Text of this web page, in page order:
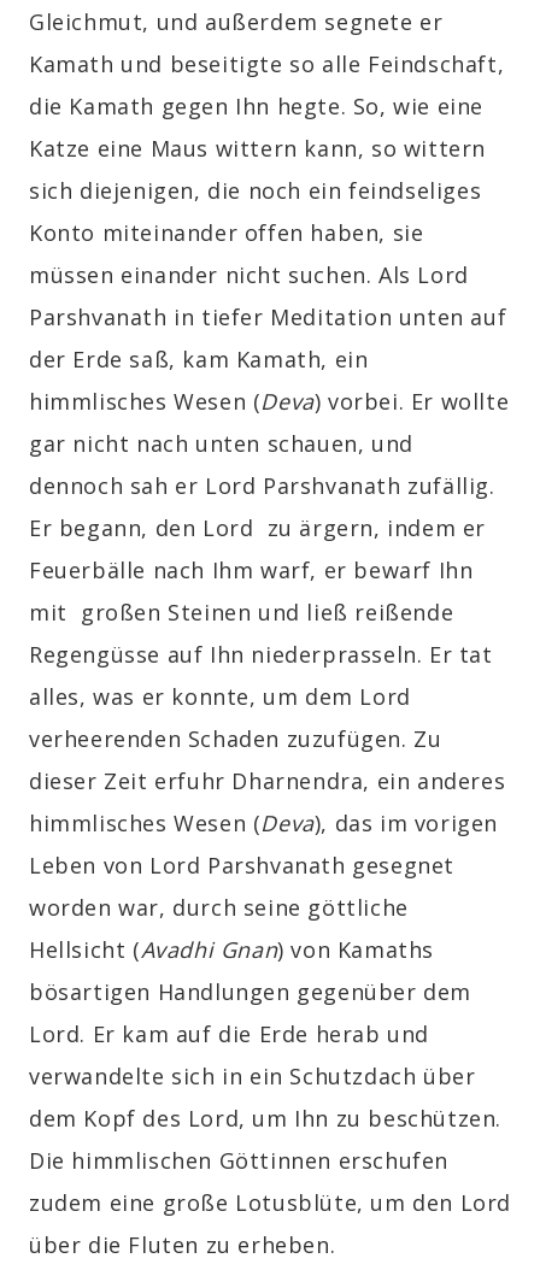
Gleichmut, und außerdem segnete er
Kamath und beseitigte so alle Feindschaft,
die Kamath gegen Ihn hegte. So, wie eine
Katze eine Maus wittern kann, so wittern
sich diejenigen, die noch ein feindseliges
Konto miteinander offen haben, sie
müssen einander nicht suchen. Als Lord
Parshvanath in tiefer Meditation unten auf
der Erde saß, kam Kamath, ein
himmlisches Wesen (Deva)vorbei. Er wollte
gar nicht nach unten schauen, und
dennoch sah er Lord Parshvanath zufällig.
Er begann, den Lord zu ärgern, indem er
Feuerbälle nach Ihm warf, er bewarf Ihn
mit großen Steinen und ließ reißende
Regengüsse auf Ihn niederprasseln. Er tat
alles, was er konnte, um dem Lord
verheerenden Schaden zuzufügen. Zu
dieser Zeit erfuhr Dharnendra, ein anderes
himmlisches Wesen (Deva), das im vorigen
Leben von Lord Parshvanath gesegnet
worden war, durch seine göttliche
Hellsicht (Avadhi Gnan) von Kamaths
bösartigen Handlungen gegenüber dem
Lord. Er kam auf die Erde herab und
verwandelte sich in ein Schutzdach über
dem Kopf des Lord, um Ihn zu beschützen.
Die himmlischen Göttinnen erschufen
zudem eine große Lotusblüte, um den Lord
über die Fluten zu erheben.